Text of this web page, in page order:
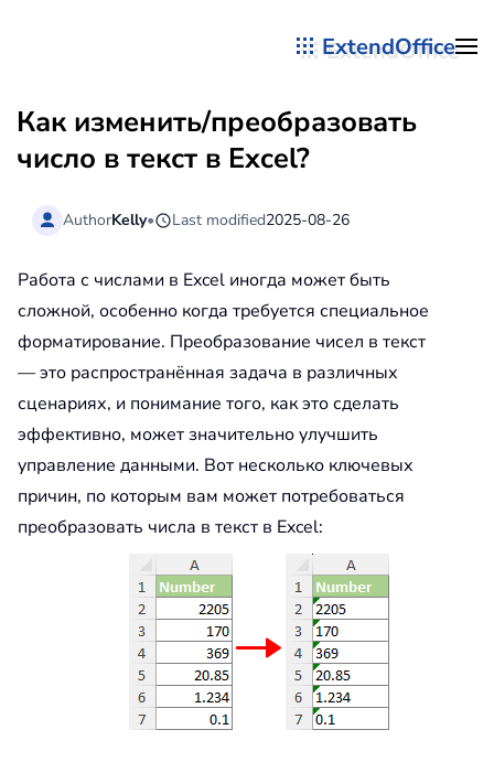
ExtendOffice
Как изменить/преобразовать
число в текст в Excel?
AuthorKelly• Last modified2025-08-26
Работа с числами в Excel иногда может быть
сложной, особенно когда требуется специальное
форматирование. Преобразование чисел в текст
— это распространённая задача в различных
сценариях, и понимание того, как это сделать
эффективно, может значительно улучшить
управление данными. Вот несколько ключевых
причин, по которым вам может потребоваться
преобразовать числа в текст в Excel: